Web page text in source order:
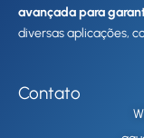
avançada para
diversas aplicações,
Contato